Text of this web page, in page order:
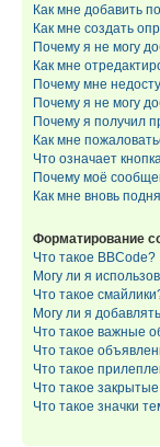
Как мне добавить
Как мне создать
Почему я не могу
Как мне
Почему мне
Почему я не могу
Почему я получил
Как мне
Что означает
Почему моё
Как мне вновь
Форматирование
Что такое BBCode?
Могу ли я
Что такое
Могу ли я
Что такое важные
Что такое
Что такое
Что такое
Что такое значки